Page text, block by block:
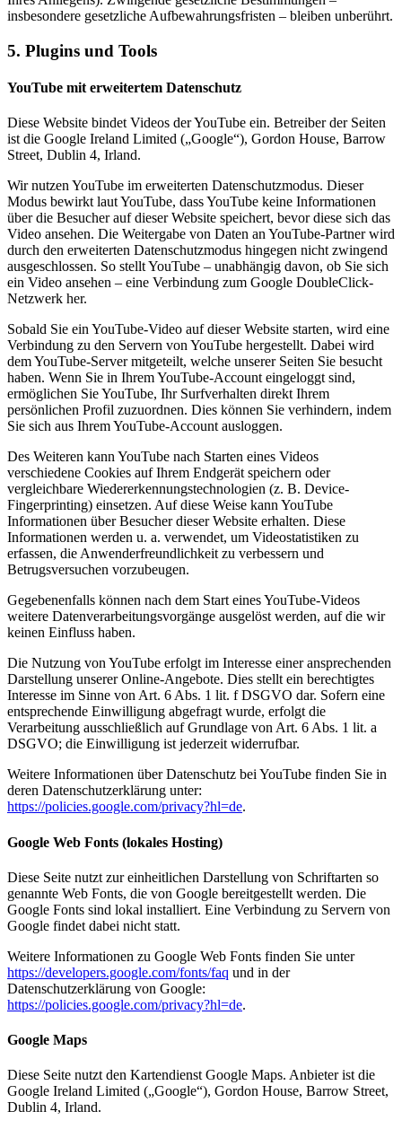
insbesondere gesetzliche Aufbewahrungsfristen – bleiben unberührt.
5. Plugins und Tools
YouTube mit erweitertem Datenschutz
Diese Website bindet Videos der YouTube ein. Betreiber der Seiten
ist die Google Ireland Limited („Google“), Gordon House, Barrow
Street, Dublin 4, Irland.
Wir nutzen YouTube im erweiterten Datenschutzmodus. Dieser
Modus bewirkt laut YouTube, dass YouTube keine Informationen
über die Besucher auf dieser Website speichert, bevor diese sich das
Video ansehen. Die Weitergabe von Daten an YouTube-Partner wird
durch den erweiterten Datenschutzmodus hingegen nicht zwingend
ausgeschlossen. So stellt YouTube – unabhängig davon, ob Sie sich
ein Video ansehen – eine Verbindung zum Google DoubleClick-
Netzwerk her.
Sobald Sie ein YouTube-Video auf dieser Website starten, wird eine
Verbindung zu den Servern von YouTube hergestellt. Dabei wird
dem YouTube-Server mitgeteilt, welche unserer Seiten Sie besucht
haben. Wenn Sie in Ihrem YouTube-Account eingeloggt sind,
ermöglichen Sie YouTube, Ihr Surfverhalten direkt Ihrem
persönlichen Profil zuzuordnen. Dies können Sie verhindern, indem
Sie sich aus Ihrem YouTube-Account ausloggen.
Des Weiteren kann YouTube nach Starten eines Videos
verschiedene Cookies auf Ihrem Endgerät speichern oder
vergleichbare Wiedererkennungstechnologien (z. B. Device-
Fingerprinting) einsetzen. Auf diese Weise kann YouTube
Informationen über Besucher dieser Website erhalten. Diese
Informationen werden u. a. verwendet, um Videostatistiken zu
erfassen, die Anwenderfreundlichkeit zu verbessern und
Betrugsversuchen vorzubeugen.
Gegebenenfalls können nach dem Start eines YouTube-Videos
weitere Datenverarbeitungsvorgänge ausgelöst werden, auf die wir
keinen Einfluss haben.
Die Nutzung von YouTube erfolgt im Interesse einer ansprechenden
Darstellung unserer Online-Angebote. Dies stellt ein berechtigtes
Interesse im Sinne von Art. 6 Abs. 1 lit. f DSGVO dar. Sofern eine
entsprechende Einwilligung abgefragt wurde, erfolgt die
Verarbeitung ausschließlich auf Grundlage von Art. 6 Abs. 1 lit. a
DSGVO; die Einwilligung ist jederzeit widerrufbar.
Weitere Informationen über Datenschutz bei YouTube finden Sie in
deren Datenschutzerklärung unter:
https://policies.google.com/privacy?hl=de.
Google Web Fonts (lokales Hosting)
Diese Seite nutzt zur einheitlichen Darstellung von Schriftarten so
genannte Web Fonts, die von Google bereitgestellt werden. Die
Google Fonts sind lokal installiert. Eine Verbindung zu Servern von
Google findet dabei nicht statt.
Weitere Informationen zu Google Web Fonts finden Sie unter
https://developers.google.com/fonts/faq und in der
Datenschutzerklärung von Google:
https://policies.google.com/privacy?hl=de.
Google Maps
Diese Seite nutzt den Kartendienst Google Maps. Anbieter ist die
Google Ireland Limited („Google“), Gordon House, Barrow Street,
Dublin 4, Irland.